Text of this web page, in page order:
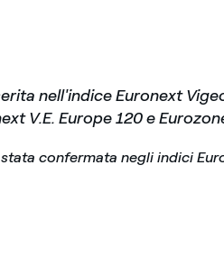
nell'indice Euronext
V.E. Europe 120 e
confermata negli indici